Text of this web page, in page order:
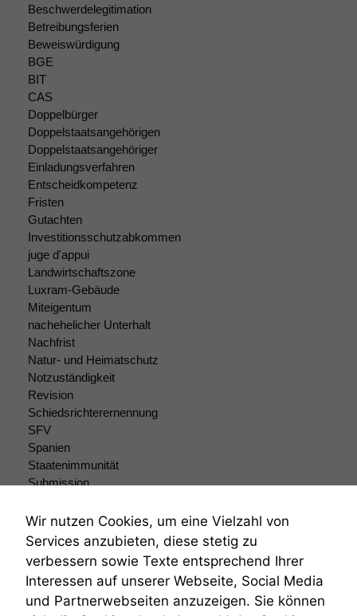
Beschwerdelegitimation
Betreibungsferien
Beweiswürdigung
BGE
BIT
CAS
Doppelbürger
Doppelstaatsangehörigen
Doppelstaatsangehöriger
Einladungsverfahren
Entscheidkompetenz
Fristen
Gutachten
Investitionsschutzabkommen
juge d'appui
Landwirtschaftszone
Luxram-Gebäude
Miteigentum
nachehelicher Unterhalt
Nachfrist
Natur- und Heimatschutz
Notzuständigkeit
Revision
Schiedsrichterernennung
SFV
Spanien
Staatenimmunität
Submission
Teilungsklage
Venezuela
VRK
Wiederherstellungsanordnung
Zivilprozessordnung
ZPO
Wir nutzen Cookies, um eine Vielzahl von
Services anzubieten, diese stetig zu
verbessern sowie Texte entsprechend Ihrer
Interessen auf unserer Webseite, Social Media
und Partnerwebseiten anzuzeigen. Sie können
sind optional.
Wenn Sie
diese Option
deaktivieren,
kann die
Website nicht